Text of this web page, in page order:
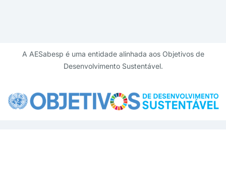
A AESabesp é uma entidade alinhada aos Objetivos de
Desenvolvimento Sustentável.